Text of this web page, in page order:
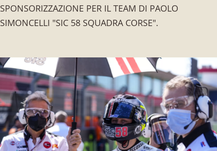
SPONSORIZZAZIONE PER IL TEAM DI PAOLO
SIMONCELLI "SIC 58 SQUADRA CORSE".